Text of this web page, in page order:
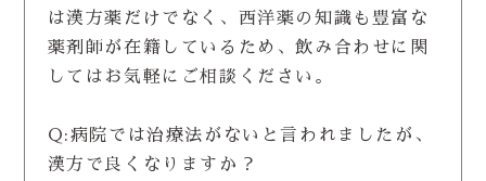
は漢方薬だけでなく、西洋薬の知識も豊富な
薬剤師が在籍しているため、飲み合わせに関
してはお気軽にご相談ください。
Q:病院では治療法がないと言われましたが、
漢方で良くなりますか？